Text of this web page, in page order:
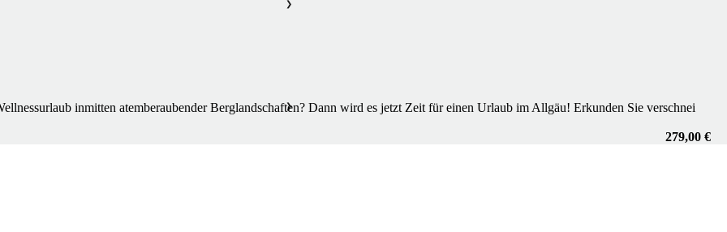
inmitten atemberaubender Berglandschaften? Dann wird es jetzt Zeit für einen Urlaub im Allgäu! Erkunden Sie verschnei
279,00 €
❯
❯